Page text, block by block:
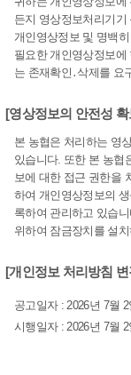
든지 영상정보처리기
개인영상정보 및 명백
필요한 개인영상정보
는 존재확인․삭제를 요
[영상정보의 안전성
본 농협은 처리하는 영
있습니다. 또한 본 농협
보에 대한 접근 권한을
하여 개인영상정보의
록하여 관리하고 있습
위하여 잠금장치를 설
[개인정보 처리방침
공고일자 : 2026년 7월 2
시행일자 : 2026년 7월 2